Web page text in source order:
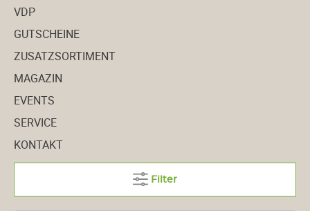
VDP
GUTSCHEINE
ZUSATZSORTIMENT
MAGAZIN
EVENTS
SERVICE
KONTAKT
Filter